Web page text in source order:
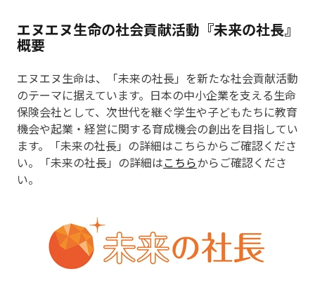
エヌエヌ生命の社会貢献活動『未来の社長』
概要
エヌエヌ生命は、「未来の社長」を新たな社会貢献活動
のテーマに据えています。日本の中小企業を支える生命
保険会社として、次世代を継ぐ学生や子どもたちに教育
機会や起業・経営に関する育成機会の創出を目指してい
ます。「未来の社長」の詳細はこちらからご確認くださ
い。「未来の社長」の詳細はこちらからご確認くださ
い。